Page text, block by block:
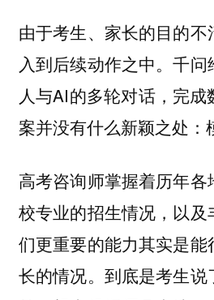
由于考生、家长的目的
入到后续动作之中。千
人与AI的多轮对话，完
案并没有什么新颖之处：
高考咨询师掌握着历年
校专业的招生情况，以
们更重要的能力其实是
长的情况。到底是考生说